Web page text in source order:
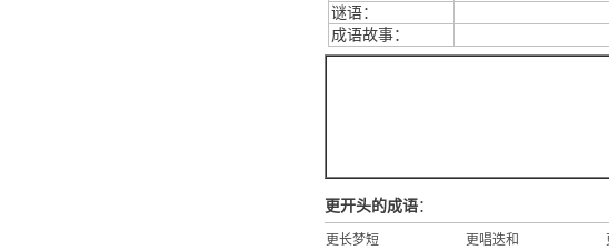
谜语：
成语故事：
更开头的成语：
更长梦短 更唱迭和